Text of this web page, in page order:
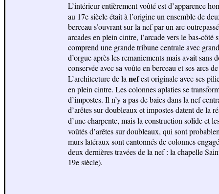
L’intérieur entièrement voûté est d’apparence
au 17e siècle était à l’origine un ensemble de
berceau s’ouvrant sur la nef par un arc
arcades en plein cintre, l’arcade vers le bas-
comprend une grande tribune centrale avec
d’orgue après les remaniements mais avait
conservée avec sa voûte en berceau et ses arcs
L’architecture de la nefest originale avec ses
en plein cintre. Les colonnes aplaties se
d’impostes. Il n’y a pas de baies dans la nef
d’arêtes sur doubleaux et impostes datent de la
d’une charpente, mais la construction solide et
voûtés d’arêtes sur doubleaux, qui sont
murs latéraux sont cantonnés de colonnes
deux dernières travées de la nef : la chapelle
19e siècle).